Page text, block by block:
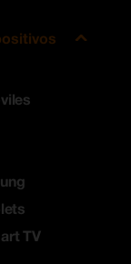
TV